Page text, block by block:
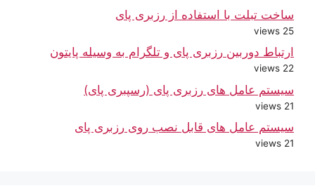
ساخت تبلت با استفاده از رزبری پای
25 views
ارتباط دوربین رزبری پای و تلگرام به وسیله پایتون
22 views
سیستم عامل های رزبری پای (رسپبری پای)
21 views
سیستم عامل های قابل نصب روی رزبری پای
21 views